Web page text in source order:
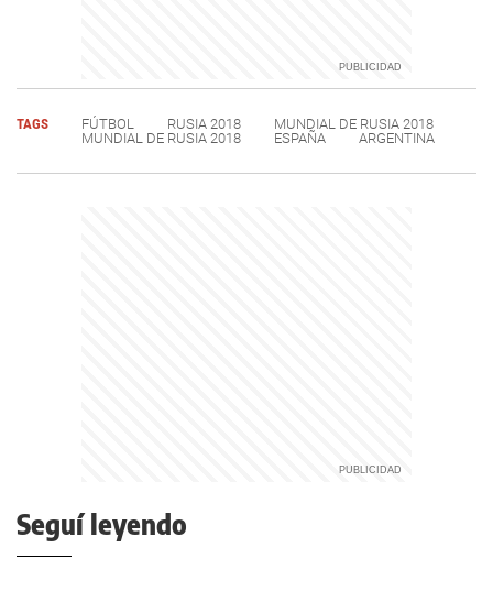
TAGS FÚTBOL RUSIA 2018
MUNDIAL DE RUSIA 2018
MUNDIAL DE RUSIA 2018
ESPAÑA ARGENTINA
Seguí leyendo